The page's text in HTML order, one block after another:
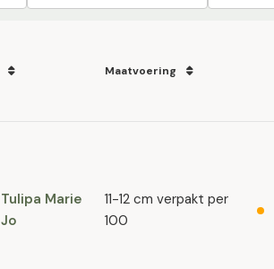
Maatvoering
Tulipa Marie
Jo
11-12 cm verpakt per
100